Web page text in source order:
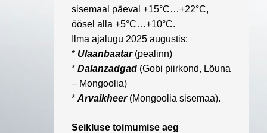
sisemaal päeval +15°C…+22°C,
öösel alla +5°C…+10°C.
Ilma ajalugu 2025 augustis:
* Ulaanbaatar(pealinn)
* Dalanzadgad(Gobi piirkond, Lõuna
– Mongoolia)
* Arvaikheer(Mongoolia sisemaa).
Seikluse toimumise aeg